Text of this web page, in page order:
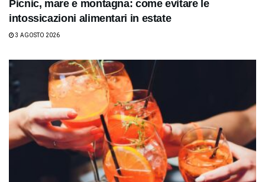
Picnic, mare e montagna: come evitare le
intossicazioni alimentari in estate
3 AGOSTO 2026